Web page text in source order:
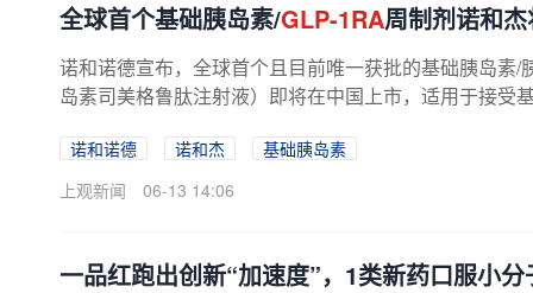
全球首个基础胰岛素/GLP-1RA周制剂诺和
诺和诺德宣布，全球首个且目前唯一获批的基础胰岛素/
岛素司美格鲁肽注射液）即将在中国上市，适用于接受
诺和诺德 诺和杰
基础胰岛素
上观新闻
06-13 14:06
一品红跑出创新“加速度”，1类新药口服小分